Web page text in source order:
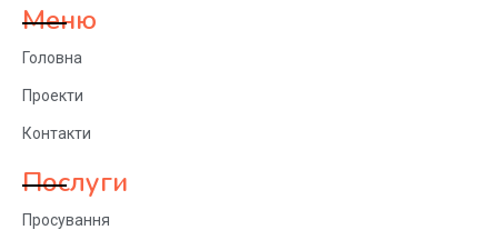
Меню
Головна
Проекти
Контакти
Послуги
Просування